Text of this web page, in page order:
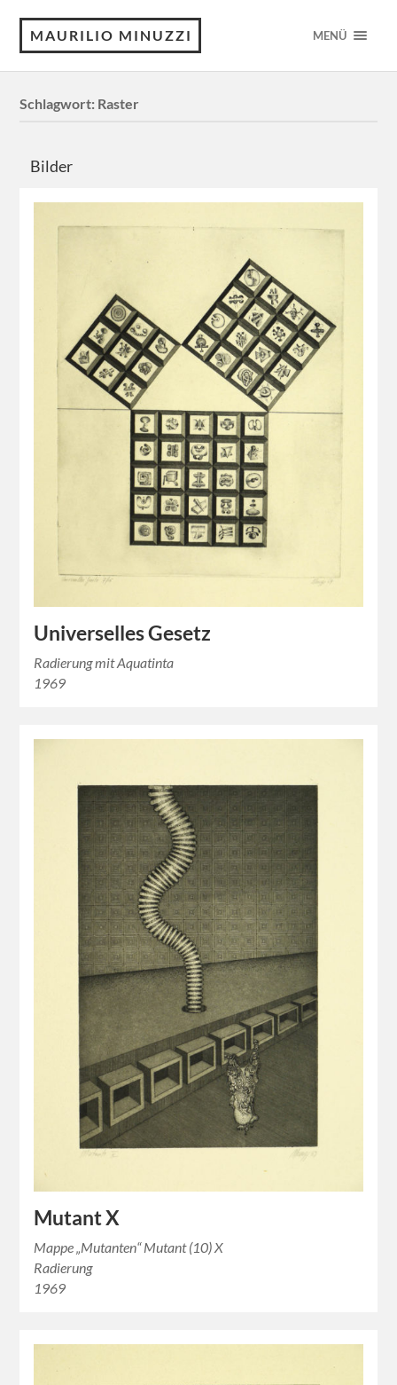
MAURILIO MINUZZI MENÜ
Schlagwort: Raster
Bilder
Universelles Gesetz
Radierung mit Aquatinta
1969
Mutant X
Mappe „Mutanten“ Mutant (10) X
Radierung
1969